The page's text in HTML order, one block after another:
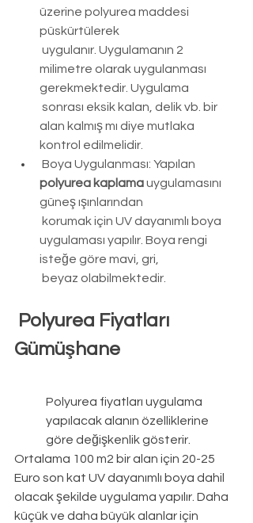
üzerine polyurea maddesi
püskürtülerek
milimetre olarak uygulanması
gerekmektedir. Uygulama
alan kalmış mı diye mutlaka
kontrol edilmelidir.
Boya Uygulanması: Yapılan
polyurea kaplama uygulamasını
güneş ışınlarından
uygulaması yapılır. Boya rengi
isteğe göre mavi, gri,
beyaz olabilmektedir.
Polyurea Fiyatları
Gümüşhane
Polyurea fiyatları uygulama
yapılacak alanın özelliklerine
göre değişkenlik gösterir.
Ortalama 100 m2 bir alan için 20-25
Euro son kat UV dayanımlı boya dahil
olacak şekilde uygulama yapılır. Daha
küçük ve daha büyük alanlar için